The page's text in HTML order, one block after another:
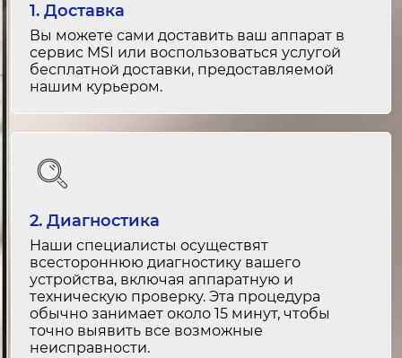
Замена сенсорной панели
2-3 часа
от 3 000 ₽
2-3 часа
Восстановление изображения
1.5-2 часа
от 2 000 ₽
Пайка компонентов платы
1-2 часа
от 1 500 ₽
1. Доставка
Вы можете сами доставить ваш аппарат в
сервис MSI или воспользоваться услугой
бесплатной доставки, предоставляемой
нашим курьером.
2. Диагностика
Наши специалисты осуществят
всестороннюю диагностику вашего
устройства, включая аппаратную и
техническую проверку. Эта процедура
обычно занимает около 15 минут, чтобы
точно выявить все возможные
неисправности.